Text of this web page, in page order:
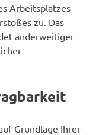
Arbeitsplatzes
zu. Das
anderweitiger
Grundlage Ihrer